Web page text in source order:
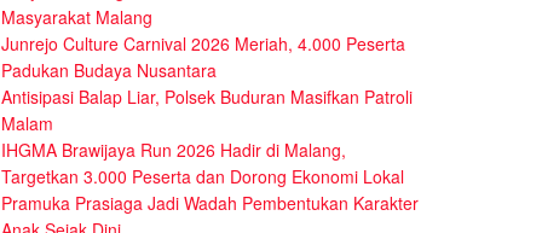
Masyarakat Malang
Junrejo Culture Carnival 2026 Meriah, 4.000 Peserta
Padukan Budaya Nusantara
Antisipasi Balap Liar, Polsek Buduran Masifkan Patroli
Malam
IHGMA Brawijaya Run 2026 Hadir di Malang,
Targetkan 3.000 Peserta dan Dorong Ekonomi Lokal
Pramuka Prasiaga Jadi Wadah Pembentukan Karakter